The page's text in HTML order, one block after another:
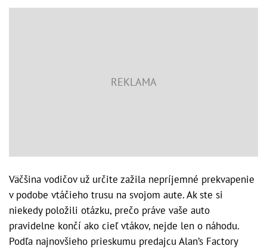
Väčšina vodičov už určite zažila nepríjemné prekvapenie
v podobe vtáčieho trusu na svojom aute. Ak ste si
niekedy položili otázku, prečo práve vaše auto
pravidelne končí ako cieľ vtákov, nejde len o náhodu.
Podľa najnovšieho prieskumu predajcu Alan’s Factory